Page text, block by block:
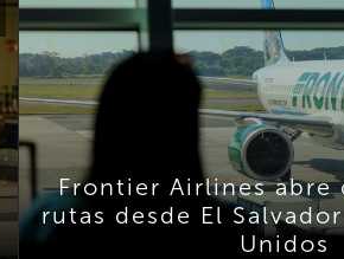
Frontier Airlines abre
rutas desde El
Unidos